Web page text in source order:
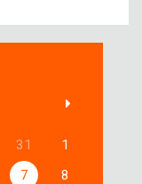
31
1
7
8